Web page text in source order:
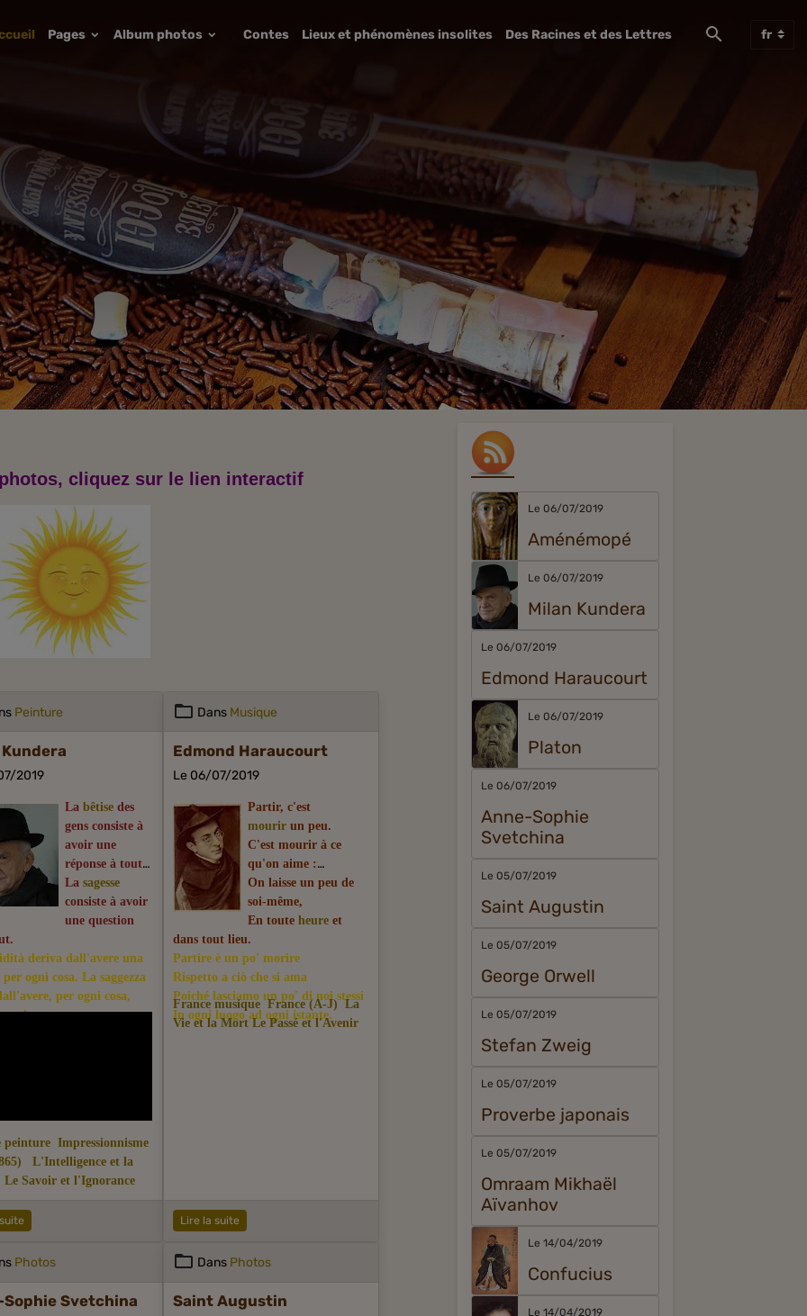
Pages Album photos Contes Lieux et phénomènes insolites Des Racines et des Lettres
cliquez sur le lien interactif
Peinture
2019
La bêtisedes
gens consiste à
avoir une
réponse à tout.
La sagesse
consiste à avoir
une question
deriva dall'avere una
ogni cosa. La saggezza
per ogni cosa,
peinture Impressionnisme
L'Intelligence et la
Le Savoir et l'Ignorance
Dans Musique
Edmond Haraucourt
Le 06/07/2019
Partir, c'est
mourir un peu.
C'est mourir à ce
qu'on aime :
On laisse un peu de
soi-même,
En touteheure et
dans tout lieu.
Partire è un po' morire
Rispetto a ciò che si ama
Poiché lasciamo un po' di noi stessi
In ogni luogo ad ogni istante.
France musique France (A-J) La
Vie et la Mort Le Passé et l'Avenir
Lire la suite
Photos
Svetchina
Dans Photos
Saint Augustin
Le 06/07/2019
Aménémopé
Le 06/07/2019
Milan Kundera
Le 06/07/2019
Edmond Haraucourt
Le 06/07/2019
Platon
Le 06/07/2019
Anne-Sophie
Svetchina
Le 05/07/2019
Saint Augustin
Le 05/07/2019
George Orwell
Le 05/07/2019
Stefan Zweig
Le 05/07/2019
Proverbe japonais
Le 05/07/2019
Omraam Mikhaël
Aïvanhov
Le 14/04/2019
Confucius
Le 14/04/2019